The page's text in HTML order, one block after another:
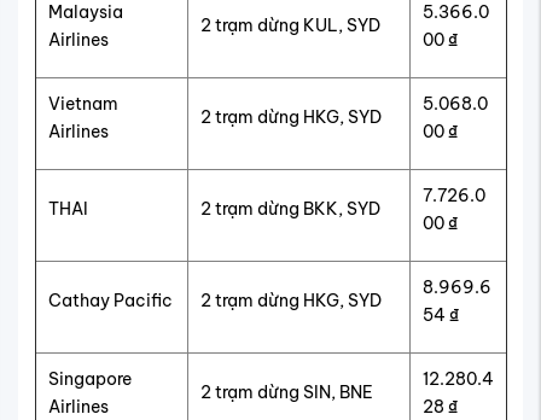
Malaysia
Airlines
2 trạm dừng KUL, SYD
5.366.0
00 ₫
Vietnam
Airlines
2 trạm dừng HKG, SYD
5.068.0
00 ₫
THAI 2 trạm dừng BKK, SYD
7.726.0
00 ₫
Cathay Pacific 2 trạm dừng HKG, SYD
8.969.6
54 ₫
Singapore
Airlines
2 trạm dừng SIN, BNE
12.280.4
28 ₫